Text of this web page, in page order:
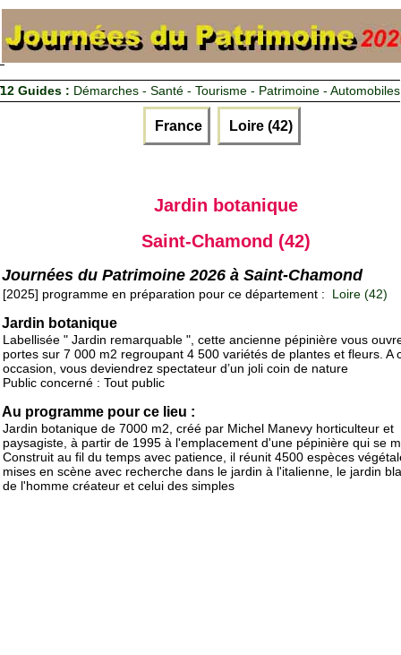
12 Guides : Démarches - Santé - Tourisme - Patrimoine - Automobiles
France Loire (42)
Jardin botanique
Saint-Chamond (42)
Journées du Patrimoine 2026 à Saint-Chamond
[2025] programme en préparation pour ce département : Loire (42)
Jardin botanique
Labellisée " Jardin remarquable ", cette ancienne pépinière vous
portes sur 7 000 m2 regroupant 4 500 variétés de plantes et fleurs. A
occasion, vous deviendrez spectateur d’un joli coin de nature
Public concerné : Tout public
Au programme pour ce lieu :
Jardin botanique de 7000 m2, créé par Michel Manevy horticulteur et
paysagiste, à partir de 1995 à l'emplacement d'une pépinière qui se
Construit au fil du temps avec patience, il réunit 4500 espèces
mises en scène avec recherche dans le jardin à l'italienne, le jardin
de l'homme créateur et celui des simples